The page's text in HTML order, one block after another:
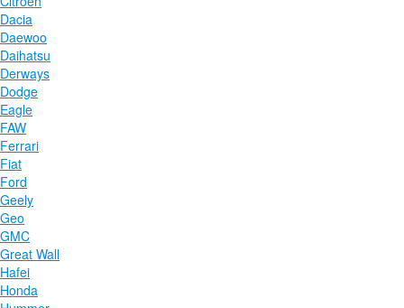
Dacia
Daewoo
Daihatsu
Derways
Dodge
Eagle
FAW
Ferrari
Fiat
Ford
Geely
Geo
GMC
Great Wall
Hafei
Honda